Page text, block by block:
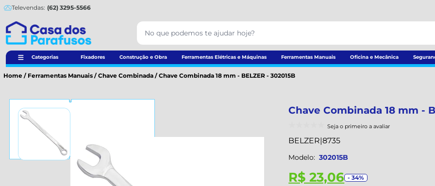
Televendas: (62) 3295-5566
Categorias Fixadores Construção e Obra Ferramentas Elétricas e Máquinas Ferramentas Manuais Oficina e Mecânica
Home / Ferramentas Manuais / Chave Combinada / Chave Combinada 18 mm - BELZER - 302015B
Chave Combinada 18 mm -
Seja o primeiro a avaliar
BELZER|8735
Modelo: 302015B
R$ 23,06 - 34%